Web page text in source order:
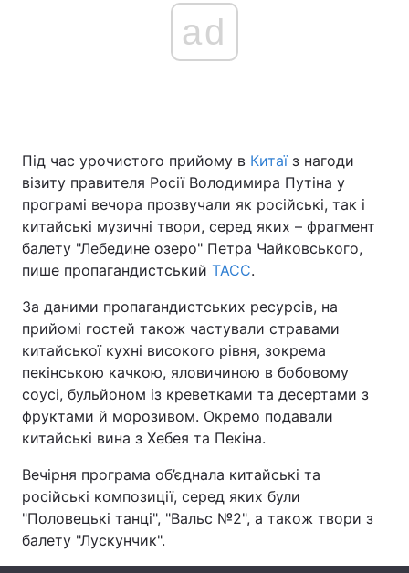
Економіка
Спорт Наука
Зброя Інциденти
Здоров'я Туризм
Цікавинки Погода
Лонгріди
Відео з Youtube
ad
Під час урочистого прийому в Китаїз нагоди
візиту правителя Росії Володимира Путіна у
програмі вечора прозвучали як російські, так і
китайські музичні твори, серед яких – фрагмент
балету "Лебедине озеро" Петра Чайковського,
пише пропагандистський ТАСС.
За даними пропагандистських ресурсів, на
прийомі гостей також частували стравами
китайської кухні високого рівня, зокрема
пекінською качкою, яловичиною в бобовому
соусі, бульйоном із креветками та десертами з
фруктами й морозивом. Окремо подавали
китайські вина з Хебея та Пекіна.
Вечірня програма об’єднала китайські та
російські композиції, серед яких були
"Половецькі танці", "Вальс №2", а також твори з
балету "Лускунчик".